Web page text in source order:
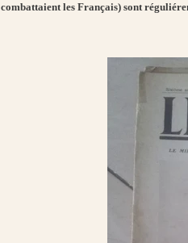
combattaient les Français) sont